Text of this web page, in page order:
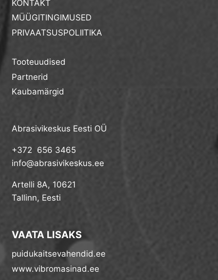
KONTAKT
MÜÜGITINGIMUSED
PRIVAATSUSPOLIITIKA
Tooteuudised
Partnerid
Kaubamärgid
Abrasivikeskus Eesti OÜ
+372 656 3465
info@abrasivikeskus.ee
Artelli 8A, 10621
Tallinn, Eesti
VAATA LISAKS
puidukaitsevahendid.ee
www.vibromasinad.ee